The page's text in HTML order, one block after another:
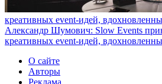
креативных event-идей,
Александр Шумович: Slow Events
креативных event-идей,
О сайте
Авторы
Реклама